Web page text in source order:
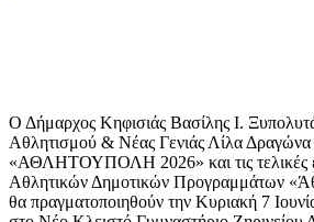
Ο Δήμαρχος Κηφισιάς Βασίλης Ι.
Αθλητισμού & Νέας Γενιάς Λίλα
«ΑΘΛΗΤΟΥΠΟΛΗ 2026» και τις τελικές
Αθλητικών Δημοτικών Προγραμμάτων
θα πραγματοποιηθούν την Κυριακή 7